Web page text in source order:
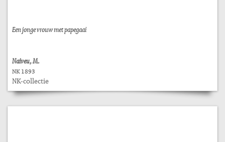
Een jonge vrouw met papegaai
Naiveu, M.
NK 1893
NK-collectie